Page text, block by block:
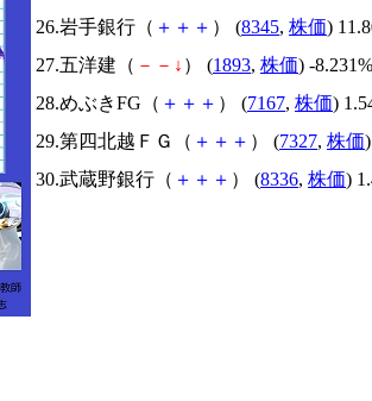
26.岩手銀行（ ＋ ＋ ＋ ） (8345, 株価)
27.五洋建（ － － ↓ ） (1893, 株価) -8.231%
28.めぶきFG（ ＋ ＋ ＋ ） (7167, 株価)
29.第四北越ＦＧ（ ＋ ＋ ＋ ） (7327, 株価
30.武蔵野銀行（ ＋ ＋ ＋ ） (8336, 株価)